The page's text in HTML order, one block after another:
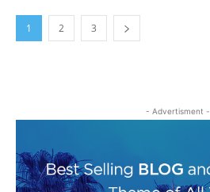
1 2 3
- Advertisment -